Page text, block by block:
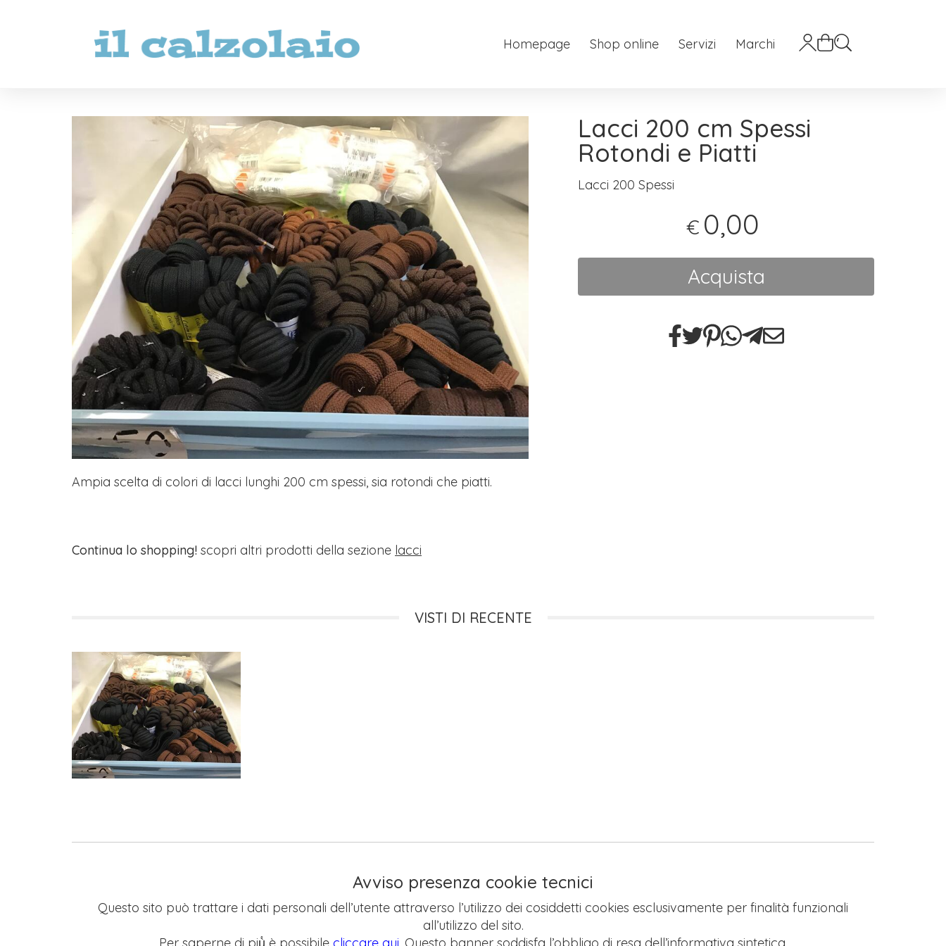
Homepage Shop online Servizi Marchi
Ampia scelta di colori di lacci lunghi 200 cm spessi, sia rotondi che piatti.
Lacci 200 cm Spessi
Rotondi e Piatti
Lacci 200 Spessi
€ 0,00
Acquista
Continua lo shopping! scopri altri prodotti della sezione lacci
VISTI DI RECENTE
Avviso presenza cookie tecnici
Questo sito può trattare i dati personali dell’utente attraverso l’utilizzo dei cosiddetti cookies esclusivamente per finalità funzionali
all’utilizzo del sito.
Per saperne di più̀ è possibile cliccare qui . Questo banner soddisfa l’obbligo di resa dell’informativa sintetica.